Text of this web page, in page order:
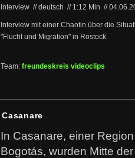
interview // deutsch // 1:12 Min //
Interview mit einer Chaotin über die
"Flucht und Migration" in Rostock.
Team: freundeskreis videoclips
Casanare
In Casanare, einer
Bogotás, wurden Mitte